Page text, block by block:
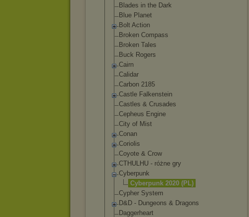
Blades in the Dark
Blue Planet
Bolt Action
Broken Compass
Broken Tales
Buck Rogers
Cairn
Calidar
Carbon 2185
Castle Falkenstein
Castles & Crusades
Cepheus Engine
City of Mist
Conan
Coriolis
Coyote & Crow
CTHULHU - różne gry
Cyberpunk
Cyberpunk 2020 (PL)
Cypher System
D&D - Dungeons & Dragons
Daggerheart